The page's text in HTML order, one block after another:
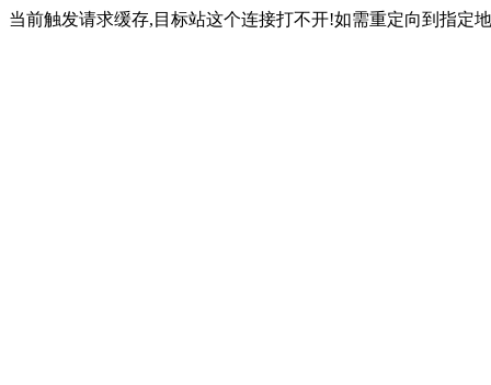
当前触发请求缓存,目标站这个连接打不开!如需重定向到指定